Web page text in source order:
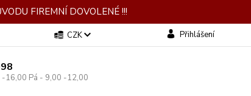
FIREMNÍ DOVOLENÉ !!!
CZK Přihlášení
-16,00 Pá - 9,00 -12,00